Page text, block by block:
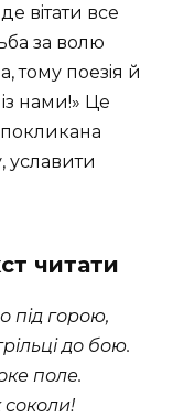
вiтати все
за волю
тому поезiя й
нами!
Це
уславити
читати
під горою,
до бою.
поле.
соколи!